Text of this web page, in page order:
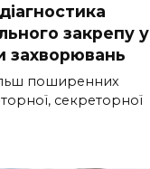
закрепу у
захворювань
поширенних
секреторної